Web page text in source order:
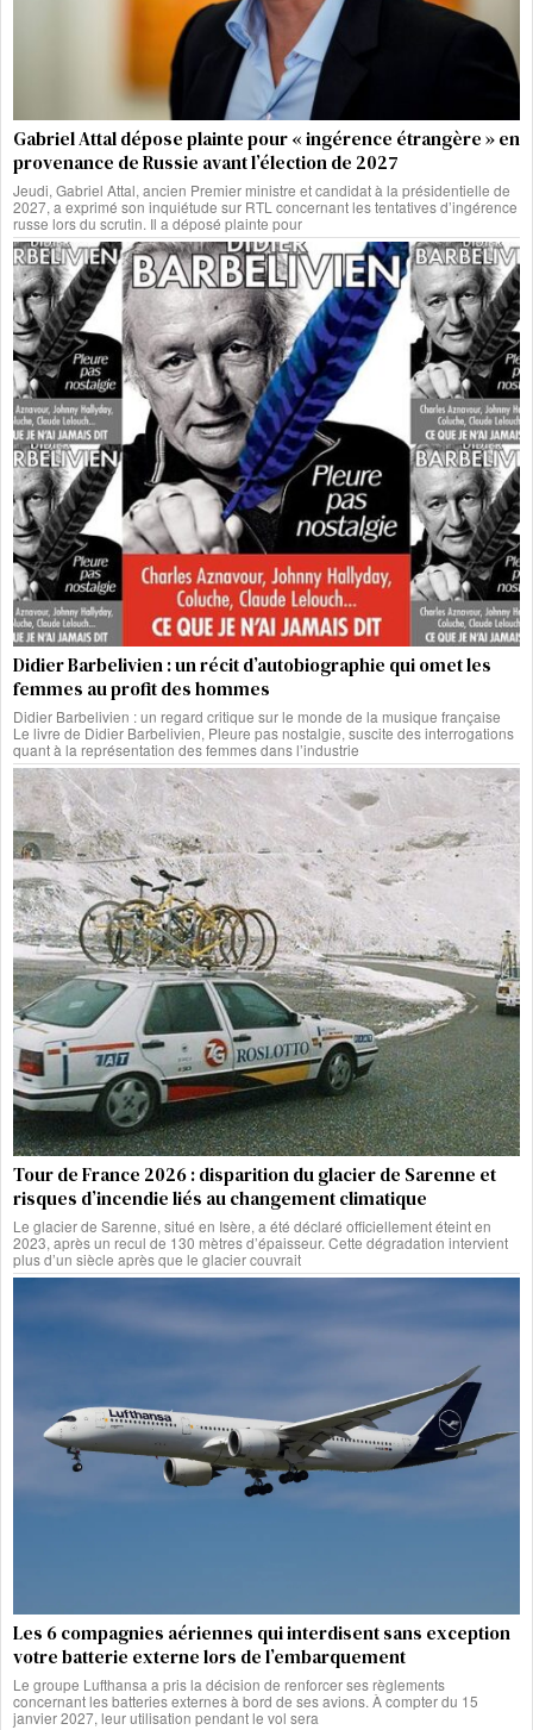
Gabriel Attal dépose plainte pour « ingérence étrangère » en
provenance de Russie avant l’élection de 2027
Jeudi, Gabriel Attal, ancien Premier ministre et candidat à la présidentielle de
2027, a exprimé son inquiétude sur RTL concernant les tentatives d’ingérence
russe lors du scrutin. Il a déposé plainte pour
Didier Barbelivien : un récit d’autobiographie qui omet les
femmes au profit des hommes
Didier Barbelivien : un regard critique sur le monde de la musique française
Le livre de Didier Barbelivien, Pleure pas nostalgie, suscite des interrogations
quant à la représentation des femmes dans l’industrie
Tour de France 2026 : disparition du glacier de Sarenne et
risques d’incendie liés au changement climatique
Le glacier de Sarenne, situé en Isère, a été déclaré officiellement éteint en
2023, après un recul de 130 mètres d’épaisseur. Cette dégradation intervient
plus d’un siècle après que le glacier couvrait
Les 6 compagnies aériennes qui interdisent sans exception
votre batterie externe lors de l’embarquement
Le groupe Lufthansa a pris la décision de renforcer ses règlements
concernant les batteries externes à bord de ses avions. À compter du 15
janvier 2027, leur utilisation pendant le vol sera